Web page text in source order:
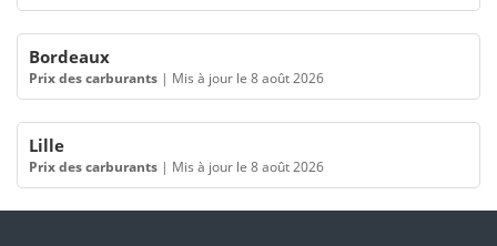
Bordeaux
Prix des carburants | Mis à jour le 8 août 2026
Lille
Prix des carburants | Mis à jour le 8 août 2026